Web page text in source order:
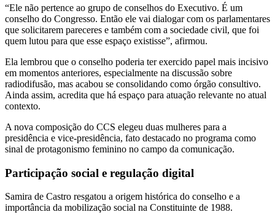
“Ele não pertence ao grupo de conselhos do Executivo. É um
conselho do Congresso. Então ele vai dialogar com os parlamentares
que solicitarem pareceres e também com a sociedade civil, que foi
quem lutou para que esse espaço existisse”, afirmou.
Ela lembrou que o conselho poderia ter exercido papel mais incisivo
em momentos anteriores, especialmente na discussão sobre
radiodifusão, mas acabou se consolidando como órgão consultivo.
Ainda assim, acredita que há espaço para atuação relevante no atual
contexto.
A nova composição do CCS elegeu duas mulheres para a
presidência e vice-presidência, fato destacado no programa como
sinal de protagonismo feminino no campo da comunicação.
Participação social e regulação digital
Samira de Castro resgatou a origem histórica do conselho e a
importância da mobilização social na Constituinte de 1988.